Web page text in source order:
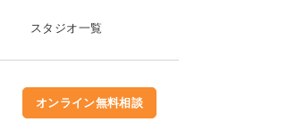
スタジオ一覧
オンライン無料相談